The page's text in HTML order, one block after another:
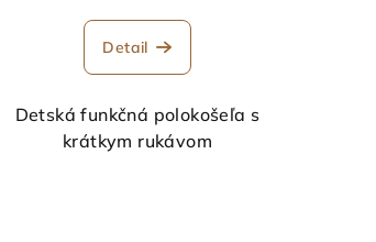
Detail
Detská funkčná polokošeľa s
krátkym rukávom